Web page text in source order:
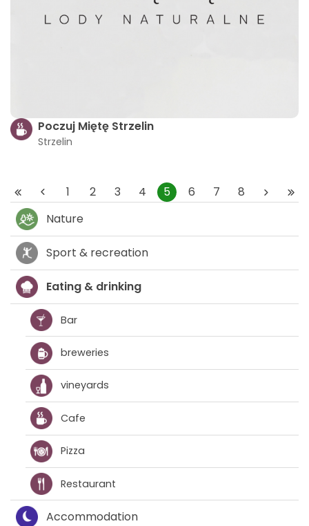
Poczuj Miętę Strzelin
Strzelin
1 2 3 4 5 6 7
8
Nature
Sport & recreation
Eating & drinking
Bar
breweries
vineyards
Cafe
Pizza
Restaurant
Accommodation